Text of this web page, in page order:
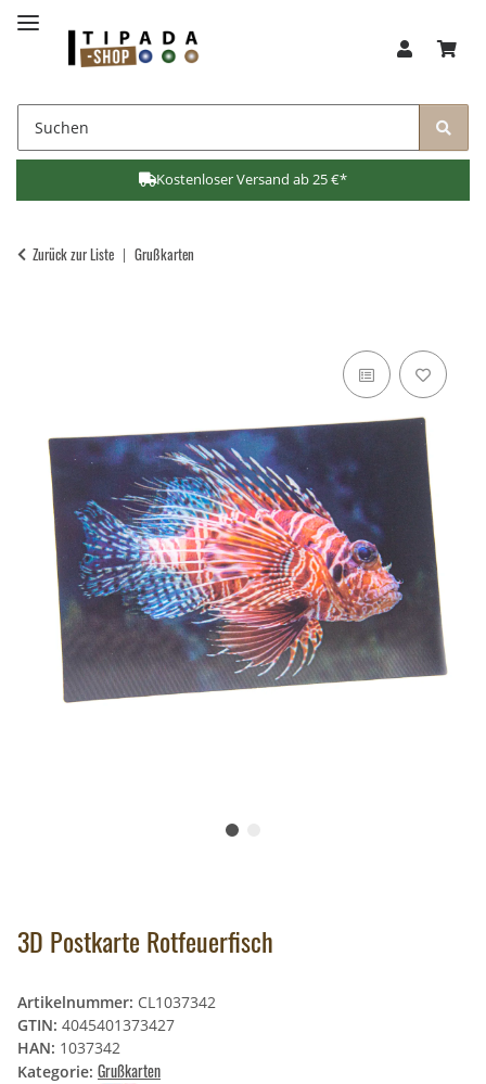
Kostenloser Versand ab 25 €*
Zurück zur Liste Grußkarten
3D Postkarte Rotfeuerfisch
Artikelnummer: CL1037342
GTIN: 4045401373427
HAN: 1037342
Kategorie: Grußkarten